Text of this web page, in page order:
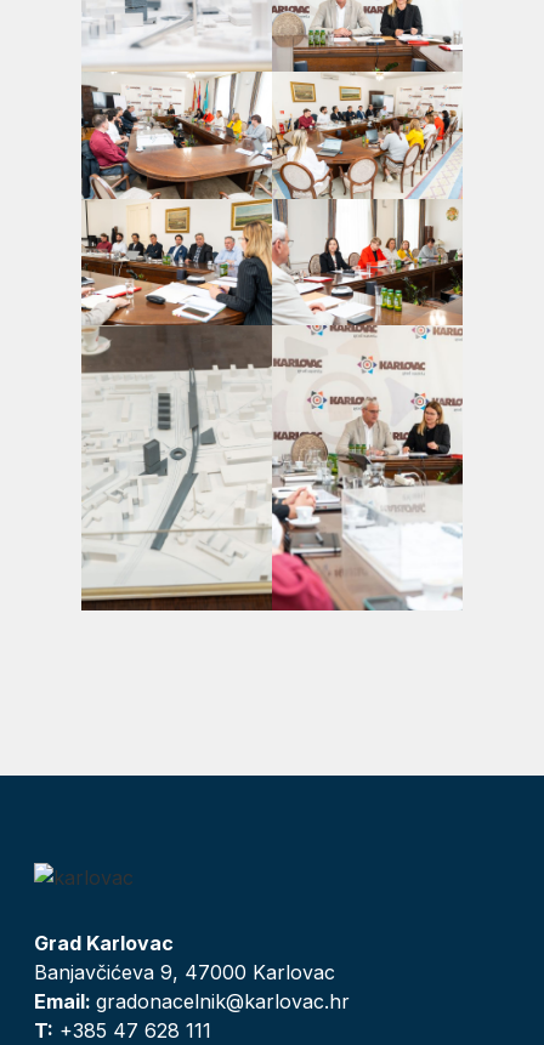
Grad Karlovac
Banjavčićeva 9, 47000 Karlovac
Email: gradonacelnik@karlovac.hr
T: +385 47 628 111